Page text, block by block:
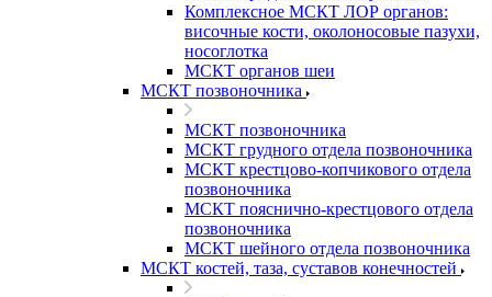
Комплексное МСКТ ЛОР органов:
височные кости, околоносовые пазухи,
носоглотка
МСКТ органов шеи
МСКТ позвоночника
МСКТ позвоночника
МСКТ грудного отдела позвоночника
МСКТ крестцово-копчикового отдела
позвоночника
МСКТ пояснично-крестцового отдела
позвоночника
МСКТ шейного отдела позвоночника
МСКТ костей, таза, суставов конечностей